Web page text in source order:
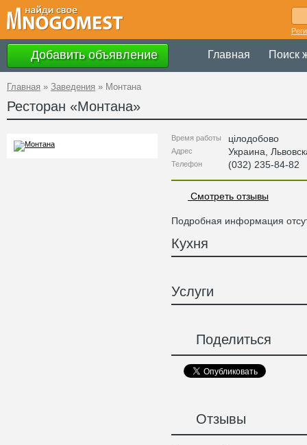
Добавить объявление Главная Поиск
Главная » Заведения » Монтана
Ресторан «Монтана»
Время работы цілодобово
Адрес Украина
Телефон (032) 235-84-82
Смотреть отзывы
Подробная информация
Кухня
Услуги
Поделиться
Отзывы